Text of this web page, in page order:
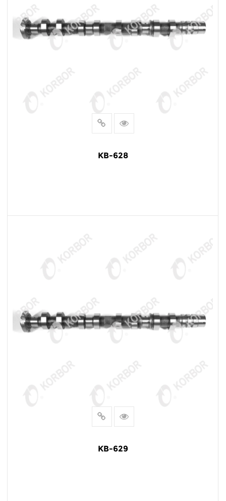
KB-628
KB-629